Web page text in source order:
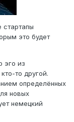
стартапы
это будет
эго из
то другой.
определённых
новых
немецкий